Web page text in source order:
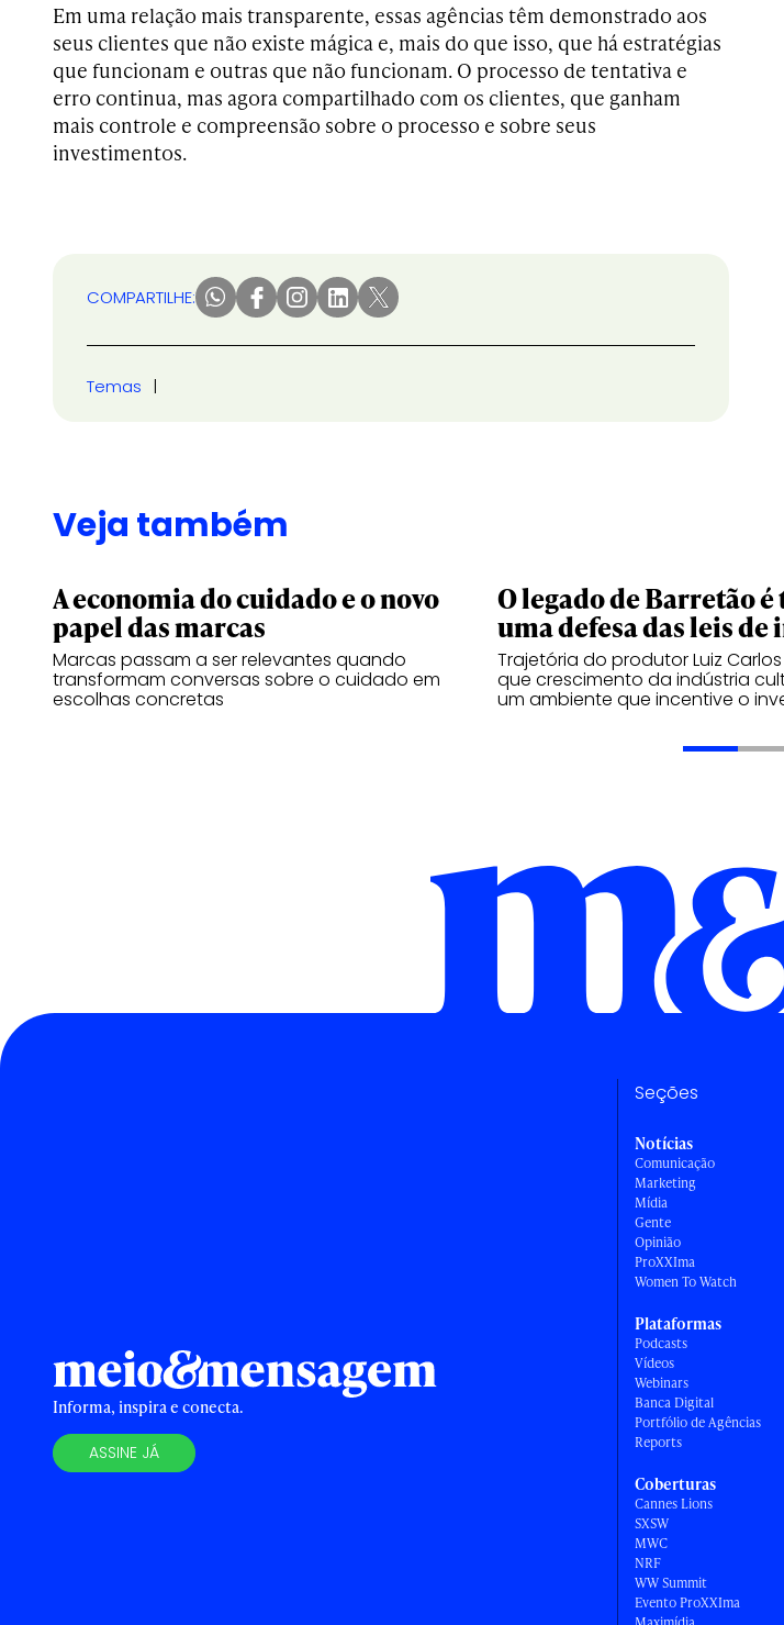
Em uma relação mais transparente, essas agências têm demonstrado aos
seus clientes que não existe mágica e, mais do que isso, que há estratégias
que funcionam e outras que não funcionam. O processo de tentativa e
erro continua, mas agora compartilhado com os clientes, que ganham
mais controle e compreensão sobre o processo e sobre seus
investimentos.
COMPARTILHE:
Temas
Veja também
A economia do cuidado e o novo
papel das marcas
Marcas passam a ser relevantes quando
transformam conversas sobre o cuidado em
escolhas concretas
O legado de Barretão
uma defesa das leis de
Trajetória do produtor Luiz
que crescimento da indústria
um ambiente que incentive o
Informa, inspira e conecta.
ASSINE JÁ
Seções
Notícias
Comunicação
Marketing
Mídia
Gente
Opinião
ProXXIma
Women To Watch
Plataformas
Podcasts
Vídeos
Webinars
Banca Digital
Portfólio de Agências
Reports
Coberturas
Cannes Lions
SXSW
MWC
NRF
WW Summit
Evento ProXXIma